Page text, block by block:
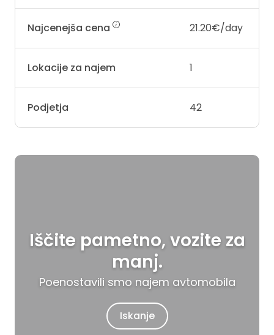
Najcenejša cena 21.20€/day
Lokacije za najem 1
Podjetja 42
Iščite pametno, vozite za
manj.
Poenostavili smo najem avtomobila
Iskanje